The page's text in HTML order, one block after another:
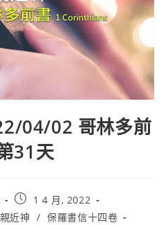
04/02 哥林多前
31天
1 4 月, 2022
近神 / 保羅書信十四卷